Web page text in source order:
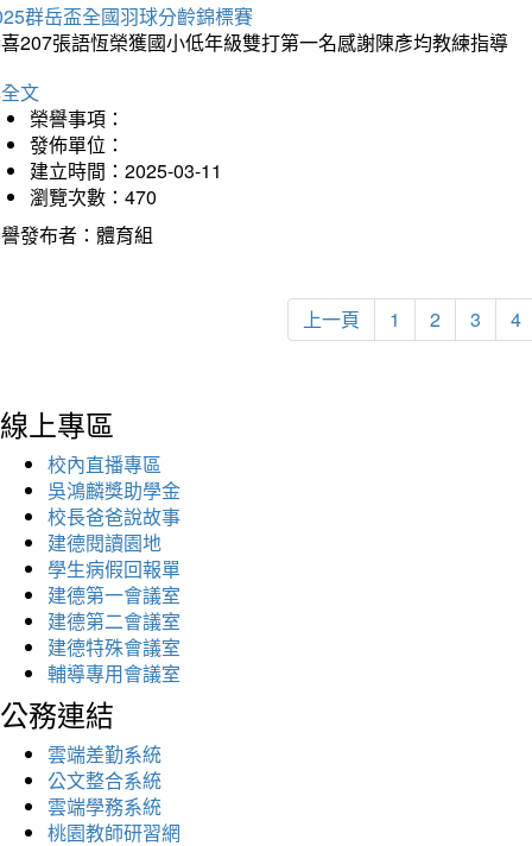
群岳盃全國羽球分齡錦標賽
207張語恆榮獲國小低年級雙打第一名感謝陳彥均教練指導
文
榮譽事項：
發佈單位：
建立時間：2025-03-11
瀏覽次數：470
發布者：體育組
上一頁 1 2 3 4
線上專區
校內直播專區
吳鴻麟獎助學金
校長爸爸說故事
建德閱讀園地
學生病假回報單
建德第一會議室
建德第二會議室
建德特殊會議室
輔導專用會議室
公務連結
雲端差勤系統
公文整合系統
雲端學務系統
桃園教師研習網